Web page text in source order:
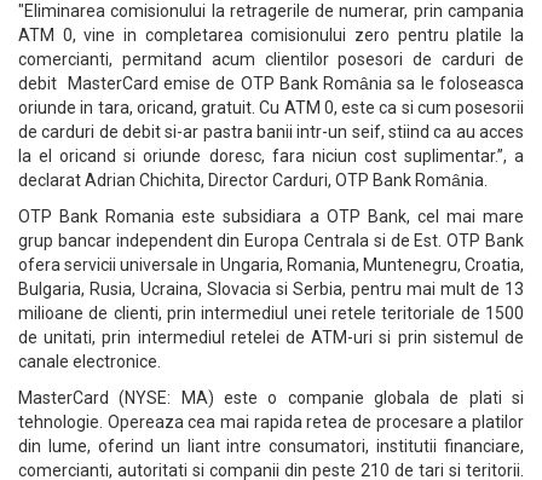
"Eliminarea comisionului la retragerile de numerar, prin campania
ATM 0, vine in completarea comisionului zero pentru platile la
comercianti, permitand acum clientilor posesori de carduri de
debit MasterCard emise de OTP Bank Romȃnia sa le foloseasca
oriunde in tara, oricand, gratuit. Cu ATM 0, este ca si cum posesorii
de carduri de debit si-ar pastra banii intr-un seif, stiind ca au acces
la el oricand si oriunde doresc, fara niciun cost suplimentar.”, a
declarat Adrian Chichita, Director Carduri, OTP Bank Romȃnia.
OTP Bank Romania este subsidiara a OTP Bank, cel mai mare
grup bancar independent din Europa Centrala si de Est. OTP Bank
ofera servicii universale in Ungaria, Romania, Muntenegru, Croatia,
Bulgaria, Rusia, Ucraina, Slovacia si Serbia, pentru mai mult de 13
milioane de clienti, prin intermediul unei retele teritoriale de 1500
de unitati, prin intermediul retelei de ATM-uri si prin sistemul de
canale electronice.
MasterCard (NYSE: MA) este o companie globala de plati si
tehnologie. Opereaza cea mai rapida retea de procesare a platilor
din lume, oferind un liant intre consumatori, institutii financiare,
comercianti, autoritati si companii din peste 210 de tari si teritorii.